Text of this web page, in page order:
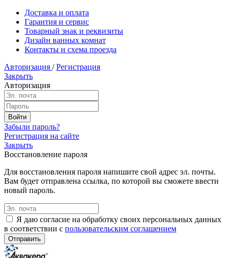
Доставка и оплата
Гарантия и сервис
Товарный знак и реквизиты
Дизайн ванных комнат
Контакты и схема проезда
Авторизация / Регистрация
Закрыть
Авторизация
Забыли пароль?
Регистрация на сайте
Закрыть
Восстановление пароля
Для восстановления пароля напишите свой адрес эл. почты.
Вам будет отправлена ссылка, по которой вы сможете ввести
новый пароль.
Я даю согласие на обработку своих персональных данных
в соответствии с пользовательским соглашением